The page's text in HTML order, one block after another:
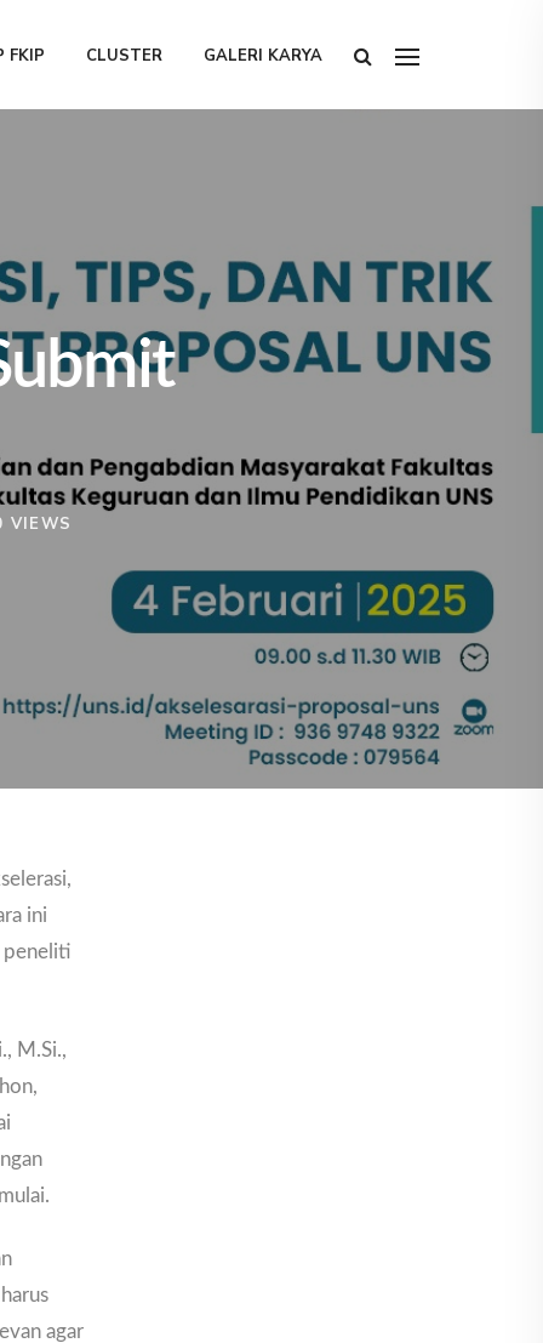
FKIP CLUSTER GALERI KARYA
VIEWS
ini
peneliti
M.Si.,
agar